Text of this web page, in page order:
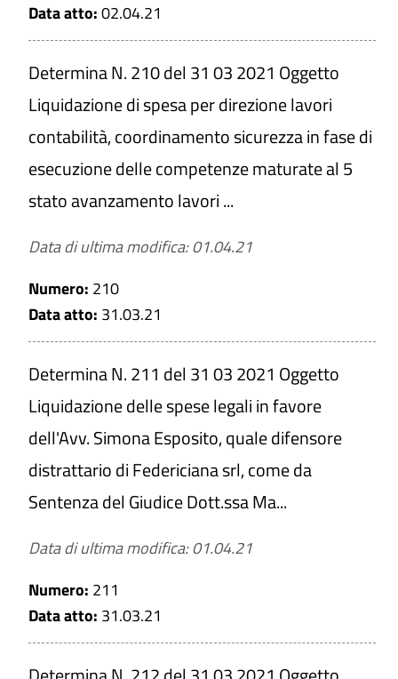
Data atto:02.04.21
Determina N. 210 del 31 03 2021 Oggetto
Liquidazione di spesa per direzione lavori
contabilità, coordinamento sicurezza in fase di
esecuzione delle competenze maturate al 5
stato avanzamento lavori ...
Data di ultima modifica: 01.04.21
Numero: 210
Data atto: 31.03.21
Determina N. 211 del 31 03 2021 Oggetto
Liquidazione delle spese legali in favore
dell'Avv. Simona Esposito, quale difensore
distrattario di Federiciana srl, come da
Sentenza del Giudice Dott.ssa Ma...
Data di ultima modifica: 01.04.21
Numero: 211
Data atto: 31.03.21